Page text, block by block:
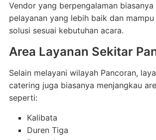
Vendor yang berpengalaman
pelayanan yang lebih baik dan
solusi sesuai kebutuhan acara.
Area Layanan Sekitar
Selain melayani wilayah Pancoran,
catering juga biasanya menjangkau
seperti:
Kalibata
Duren Tiga